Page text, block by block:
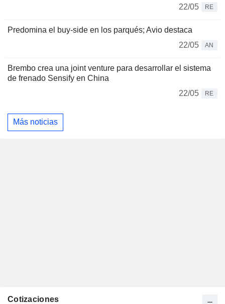
22/05
RE
Predomina el buy-side en los parqués; Avio destaca
22/05
AN
Brembo crea una joint venture para desarrollar el sistema
de frenado Sensify en China
22/05
RE
Más noticias
Cotizaciones